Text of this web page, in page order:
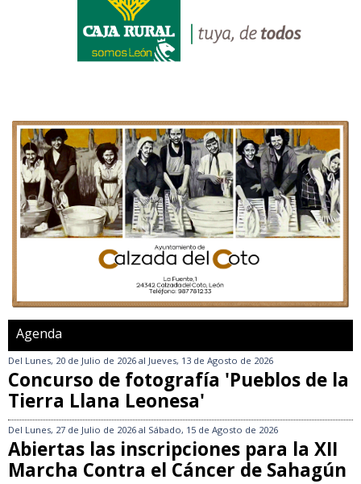
Agenda
Del Lunes, 20 de Julio de 2026 al Jueves, 13 de Agosto de 2026
Concurso de fotografía 'Pueblos de la
Tierra Llana Leonesa'
Del Lunes, 27 de Julio de 2026 al Sábado, 15 de Agosto de 2026
Abiertas las inscripciones para la XII
Marcha Contra el Cáncer de Sahagún